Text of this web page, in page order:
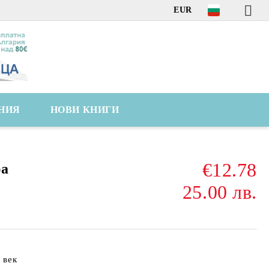
EUR
НОВИ КНИГИ
€12.78
25.00 лв.